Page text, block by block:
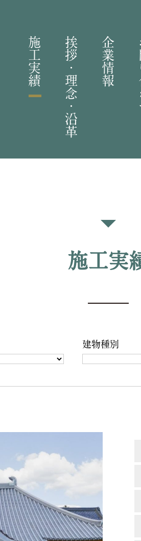
施工実績 挨拶・理念・沿革 企業情報
施工実
建物種別